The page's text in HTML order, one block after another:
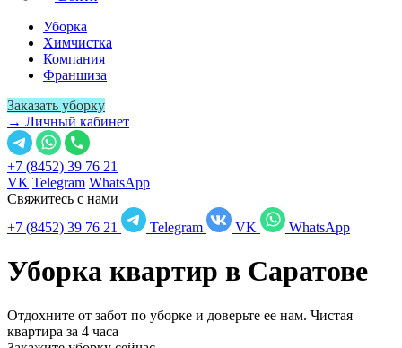
Уборка
Химчистка
Компания
Франшиза
Заказать уборку
→ Личный кабинет
+7 (8452) 39 76 21
VK Telegram WhatsApp
Свяжитесь с нами
+7 (8452) 39 76 21
Telegram VK WhatsApp
Уборка квартир в Саратове
Отдохните от забот по уборке и доверьте ее нам. Чистая
квартира за 4 часа